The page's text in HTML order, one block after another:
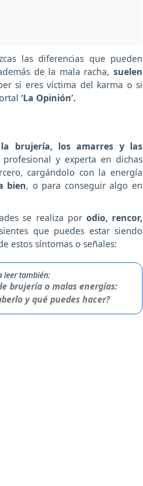
las diferencias que pueden
de la mala racha, suelen
si eres víctima del karma o si
‘La Opinión’.
brujería, los amarres y las
y experta en dichas
cargándolo con la energía
bien, o para conseguir algo en
se realiza por odio, rencor,
que puedes estar siendo
estos síntomas o señales:
leer también:
brujería o malas energías:
y qué puedes hacer?